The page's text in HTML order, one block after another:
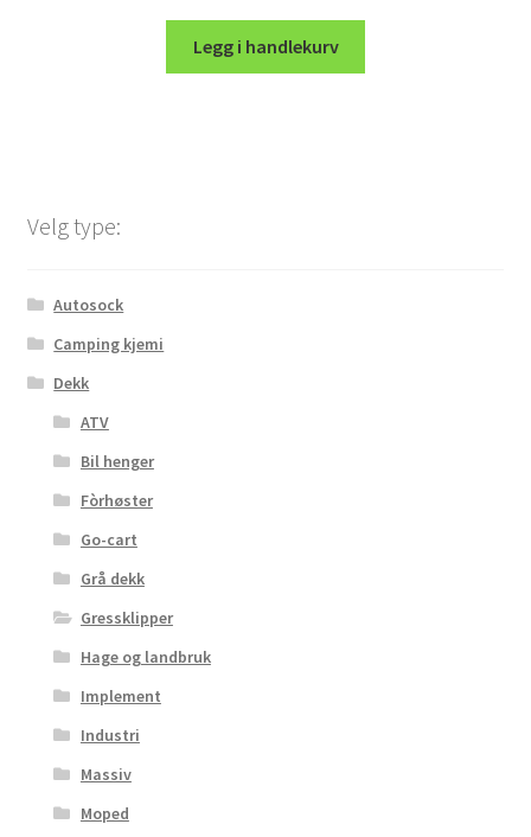
Legg i handlekurv
Velg type:
Autosock
Camping kjemi
Dekk
ATV
Bil henger
Fòrhøster
Go-cart
Grå dekk
Gressklipper
Hage og landbruk
Implement
Industri
Massiv
Moped